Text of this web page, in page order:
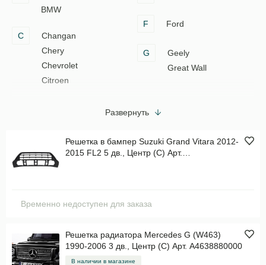
BMW
C
Changan
Chery
Chevrolet
Citroen
F Ford
G
Geely
Great Wall
Развернуть
Решетка в бампер Suzuki Grand Vitara 2012-
2015 FL2 5 дв., Центр (C) Арт.
Временно недоступен для заказа
Решетка радиатора Mercedes G (W463)
1990-2006 3 дв., Центр (C) Арт. A4638880000
В наличии в магазине